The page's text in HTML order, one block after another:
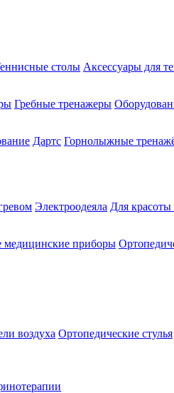
столы Аксессуары для
Гребные тренажеры
Дартс Горнолыжные
Электроодеяла Для красоты
приборы
воздуха Ортопедические стулья